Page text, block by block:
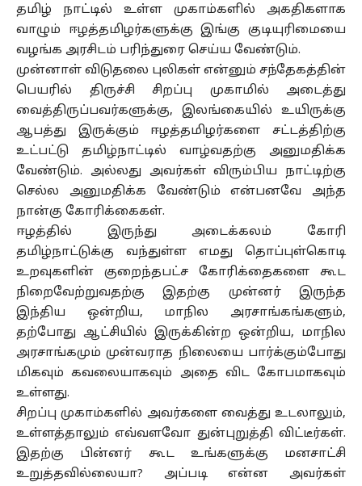
தமிழ் நாட்டில் உள்ள முகாம்களில் அகதிகளாக
வாழும் ஈழத்தமிழர்களுக்கு இங்கு குடியுரிமையை
வழங்க அரசிடம் பரிந்துரை செய்ய வேண்டும்.
முன்னாள் விடுதலை புலிகள் என்னும் சந்தேகத்தின்
பெயரில் திருச்சி சிறப்பு முகாமில் அடைத்து
வைத்திருப்பவர்களுக்கு, இலங்கையில் உயிருக்கு
ஆபத்து இருக்கும் ஈழத்தமிழர்களை சட்டத்திற்கு
உட்பட்டு தமிழ்நாட்டில் வாழ்வதற்கு அனுமதிக்க
வேண்டும். அல்லது அவர்கள் விரும்பிய நாட்டிற்கு
செல்ல அனுமதிக்க வேண்டும் என்பனவே அந்த
நான்கு கோரிக்கைகள்.
ஈழத்தில் இருந்து அடைக்கலம் கோரி
தமிழ்நாட்டுக்கு வந்துள்ள எமது தொப்புள்கொடி
உறவுகளின் குறைந்தபட்ச கோரிக்தைகளை கூட
நிறைவேற்றுவதற்கு இதற்கு முன்னர் இருந்த
இந்திய ஒன்றிய, மாநில அரசாங்கங்களும்,
தற்போது ஆட்சியில் இருக்கின்ற ஒன்றிய, மாநில
அரசாங்கமும் முன்வராத நிலையை பார்க்கும்போது
மிகவும் கவலையாகவும் அதை விட கோபமாகவும்
உள்ளது.
சிறப்பு முகாம்களில் அவர்களை வைத்து உடலாலும்,
உள்ளத்தாலும் எவ்வளவோ துன்புறுத்தி விட்டீர்கள்.
இதற்கு பின்னர் கூட உங்களுக்கு மனசாட்சி
உறுத்தவில்லையா? அப்படி என்ன அவர்கள்